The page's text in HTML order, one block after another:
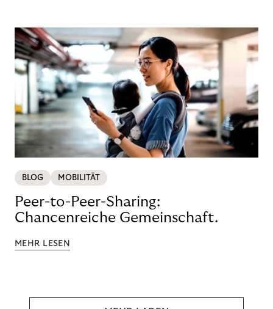
BLOG MOBILITÄT
Peer-to-Peer-Sharing:
Chancenreiche Gemeinschaft.
MEHR LESEN